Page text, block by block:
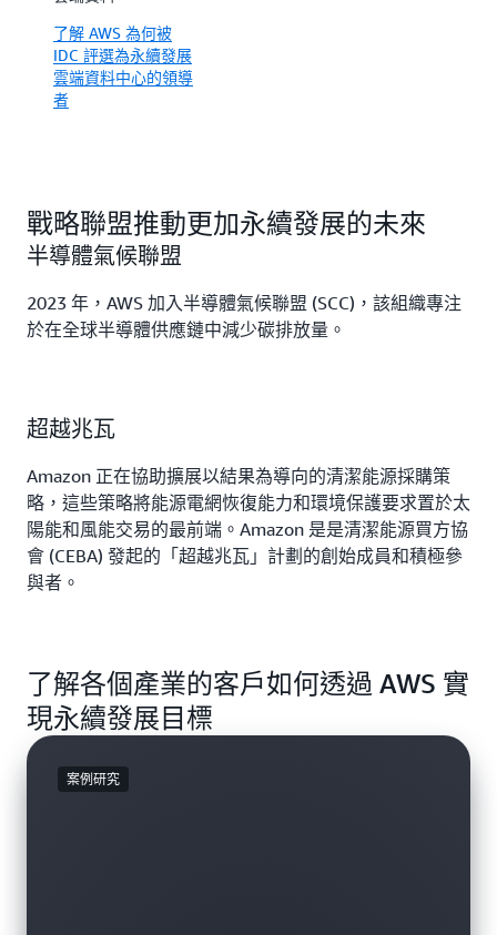
了解 AWS 為何被
IDC 評選為永續發展
雲端資料中心的領導
者
戰略聯盟推動更加永續發展的未來
半導體氣候聯盟
2023 年，AWS 加入半導體氣候聯盟 (SCC)，該組織專注
於在全球半導體供應鏈中減少碳排放量。
超越兆瓦
Amazon 正在協助擴展以結果為導向的清潔能源採購策
略，這些策略將能源電網恢復能力和環境保護要求置於太
陽能和風能交易的最前端。Amazon 是是清潔能源買方協
會 (CEBA) 發起的「超越兆瓦」計劃的創始成員和積極參
與者。
了解各個產業的客戶如何透過 AWS 實
現永續發展目標
案例研究